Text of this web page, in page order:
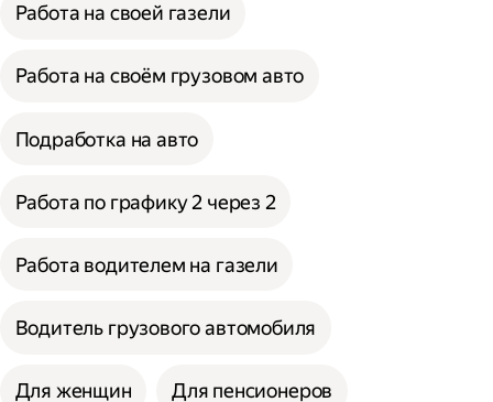
Работа на своей газели
Работа на своём грузовом авто
Подработка на авто
Работа по графику 2 через 2
Работа водителем на газели
Водитель грузового автомобиля
Для женщин Для пенсионеров